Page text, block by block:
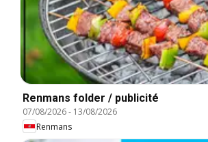
Renmans folder / publicité
07/08/2026- 13/08/2026
Renmans